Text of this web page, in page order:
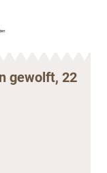
gewolft, 22